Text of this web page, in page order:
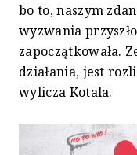
bo to, naszym
wyzwania
zapoczątkowała.
działania, jest
wylicza Kotala.